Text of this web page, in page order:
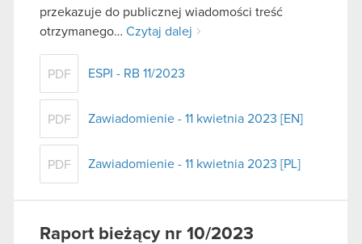
przekazuje do publicznej wiadomości treść
otrzymanego… Czytaj dalej
PDF ESPI - RB 11/2023
PDF Zawiadomienie - 11 kwietnia 2023 [EN]
PDF Zawiadomienie - 11 kwietnia 2023 [PL]
Raport bieżący nr 10/2023